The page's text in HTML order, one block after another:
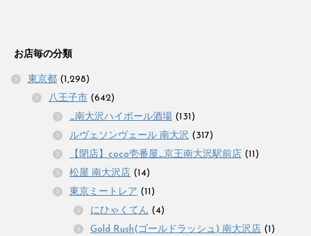
お店毎の分類
東京都 (1,298)
八王子市 (642)
_南大沢ハイボール酒場 (131)
ルヴェソンヴェール 南大沢 (317)
【閉店】coco壱番屋_京王南大沢駅前店 (11)
松屋 南大沢店 (14)
東京ミートレア (11)
にひゃくてん (4)
Gold Rush(ゴールドラッシュ) 南大沢店 (1)